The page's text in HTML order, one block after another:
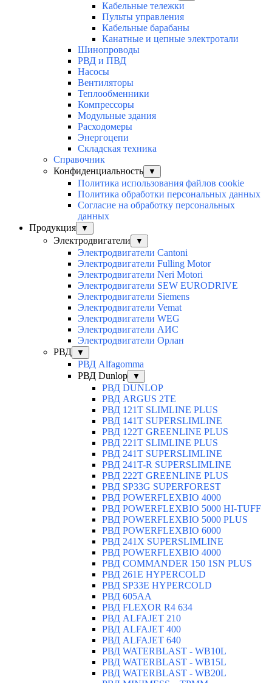
Кабельные тележки
Пульты управления
Кабельные барабаны
Канатные и цепные электротали
Шинопроводы
РВД и ПВД
Насосы
Вентиляторы
Теплообменники
Компрессоры
Модульные здания
Расходомеры
Энергоцепи
Складская техника
Справочник
Конфиденциальность
▼
Политика использования файлов cookie
Политика обработки персональных данных
Согласие на обработку персональных
данных
Продукция
▼
Электродвигатели ▼
Электродвигатели Cantoni
Электродвигатели Fulling Motor
Электродвигатели Neri Motori
Электродвигатели SEW EURODRIVE
Электродвигатели Siemens
Электродвигатели Vemat
Электродвигатели WEG
Электродвигатели АИС
Электродвигатели Орлан
РВД
▼
РВД Alfagomma
РВД Dunlop
▼
РВД DUNLOP
РВД ARGUS 2TE
РВД 121T SLIMLINE PLUS
РВД 141T SUPERSLIMLINE
РВД 122T GREENLINE PLUS
РВД 221T SLIMLINE PLUS
РВД 241T SUPERSLIMLINE
РВД 241T-R SUPERSLIMLINE
РВД 222T GREENLINE PLUS
РВД SP33G SUPERFOREST
РВД POWERFLEXBIO 4000
РВД POWERFLEXBIO 5000 HI-TUFF
РВД POWERFLEXBIO 5000 PLUS
РВД POWERFLEXBIO 6000
РВД 241X SUPERSLIMLINE
РВД POWERFLEXBIO 4000
РВД СOMMANDER 150 1SN PLUS
РВД 261E HYPERCOLD
РВД SP33E HYPERCOLD
РВД 605AA
РВД FLEXOR R4 634
РВД ALFAJET 210
РВД ALFAJET 400
РВД ALFAJET 640
РВД WATERBLAST - WB10L
РВД WATERBLAST - WB15L
РВД WATERBLAST - WB20L